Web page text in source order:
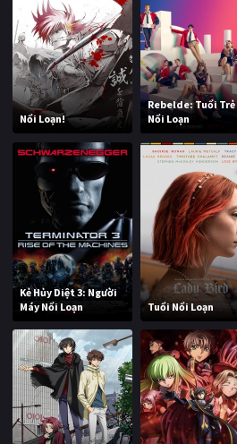
Nổi Loạn!
Rebelde: Tuổi Trẻ
Nổi Loạn
Kẻ Hủy Diệt 3: Người
Máy Nổi Loạn
Tuổi Nổi Loạn